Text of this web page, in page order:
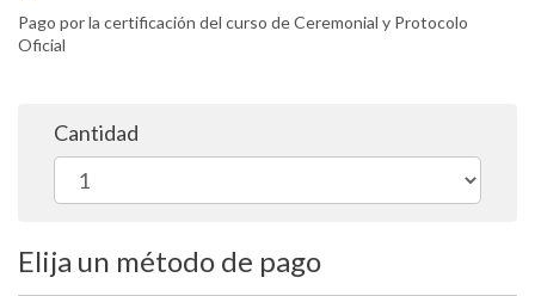
Pago por la certificación del curso de Ceremonial y Protocolo
Oficial
Cantidad
Elija un método de pago